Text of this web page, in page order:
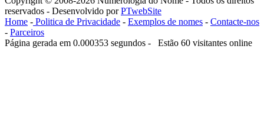
reservados - Desenvolvido porPTwebSite
Home - Politica de Privacidade - Exemplos de nomes - Contacte-nos
- Parceiros
Página gerada em 0.000353 segundos - Estão 60 visitantes online